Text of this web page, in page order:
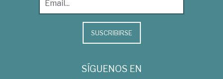
SUSCRIBIRSE
SÍGUENOS EN